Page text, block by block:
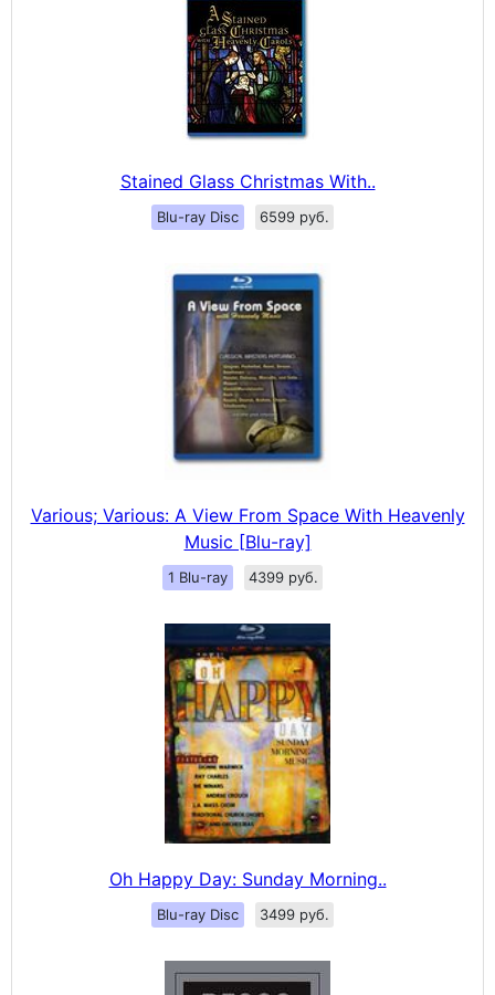
Stained Glass Christmas With..
Blu-ray Disc 6599 руб.
Various; Various: A View From Space With Heavenly
Music [Blu-ray]
1 Blu-ray 4399 руб.
Oh Happy Day: Sunday Morning..
Blu-ray Disc 3499 руб.